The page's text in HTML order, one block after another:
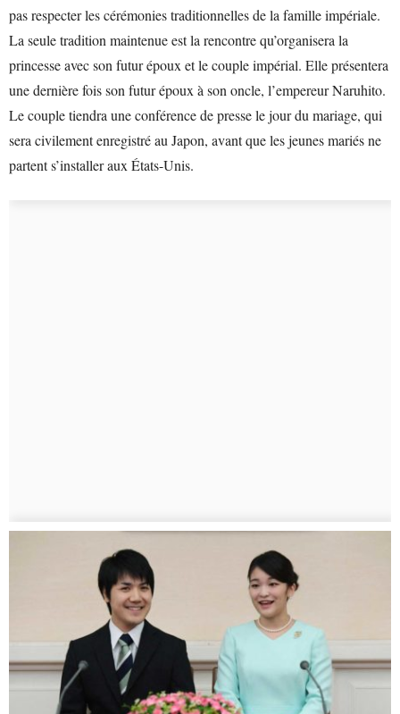
pas respecter les cérémonies traditionnelles de la famille impériale.
La seule tradition maintenue est la rencontre qu’organisera la
princesse avec son futur époux et le couple impérial. Elle présentera
une dernière fois son futur époux à son oncle, l’empereur Naruhito.
Le couple tiendra une conférence de presse le jour du mariage, qui
sera civilement enregistré au Japon, avant que les jeunes mariés ne
partent s’installer aux États-Unis.